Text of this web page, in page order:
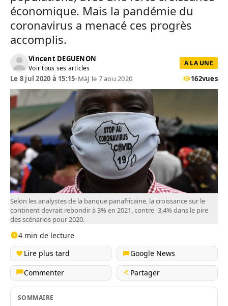
économique. Mais la pandémie du
coronavirus a menacé ces progrès
accomplis.
Vincent DEGUENON
Voir tous ses articles
A LA UNE
Le 8 jul 2020 à 15:15•MàJ le 7 aou 2020 162vues
Selon les analystes de la banque panafricaine, la croissance sur le
continent devrait rebondir à 3% en 2021, contre -3,4% dans le pire
des scénarios pour 2020.
4 min de lecture
Lire plus tard
Google News
Commenter
Partager
SOMMAIRE